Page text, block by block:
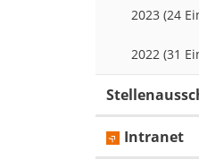
2023 (24
2022 (31
Intranet